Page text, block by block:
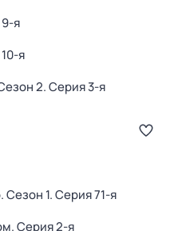
я
я
2. Серия 3-я
. Сезон 1. Серия 71-я
. Серия 2-я